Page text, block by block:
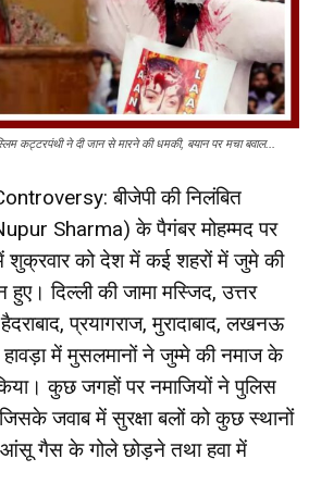
कट्टरपंथी ने दी जान से मारने की धमकी, बयान पर मचा बवाल...
बीजेपी की निलंबित
Sharma) के पैगंबर मोहम्मद पर
शुक्रवार को देश में कई शहरों में जुमे की
हुए। दिल्ली की जामा मस्जिद, उत्तर
प्रयागराज, मुरादाबाद, लखनऊ
में मुसलमानों ने जुम्मे की नमाज के
कुछ जगहों पर नमाजियों ने पुलिस
जवाब में सुरक्षा बलों को कुछ स्थानों
आंसू गैस के गोले छोड़ने तथा हवा में